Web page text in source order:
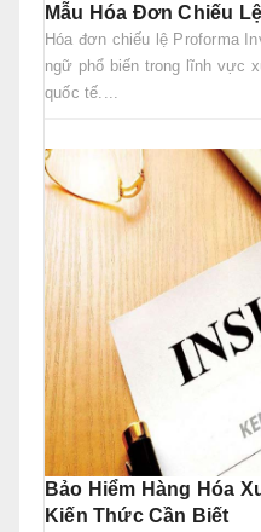
Mẫu Hóa Đơn Chiếu Lệ
Hóa đơn chiếu lệ Proforma
ngữ phổ biến trong lĩnh vực
quốc tế....
Bảo Hiểm Hàng Hóa
Kiến Thức Cần Biết